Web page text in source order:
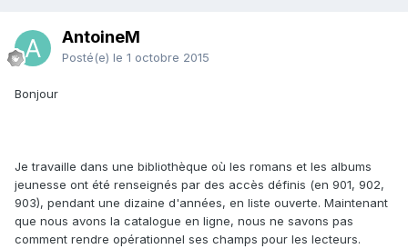
AntoineM
Posté(e) le 1 octobre 2015
Bonjour
Je travaille dans une bibliothèque où les romans et les albums
jeunesse ont été renseignés par des accès définis (en 901, 902,
903), pendant une dizaine d'années, en liste ouverte. Maintenant
que nous avons la catalogue en ligne, nous ne savons pas
comment rendre opérationnel ses champs pour les lecteurs.